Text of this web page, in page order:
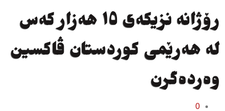
رۆژانە نزیكەی ١٥ ھەزار كەس
لە ھەرێمی كوردستان ڤاكسین
وەردەگرن
0